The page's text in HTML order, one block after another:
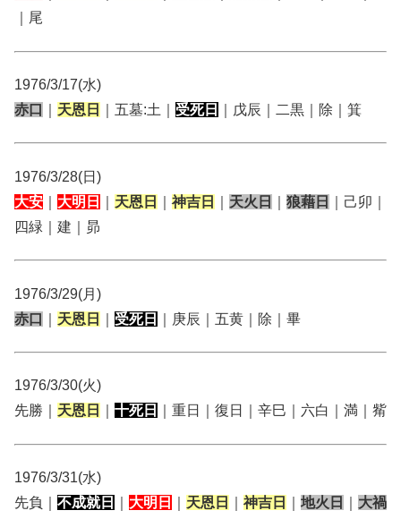
｜尾
1976/3/17(水)
赤口
天恩日 ｜五墓:土｜ 受死日 ｜戊辰｜二黒｜除｜箕
1976/3/28(日)
大安
大明日 天恩日 神吉日 天火日 狼藉日
｜己卯｜
四緑｜建｜昴
1976/3/29(月)
赤口
天恩日 受死日 ｜庚辰｜五黄｜除｜畢
1976/3/30(火)
先勝｜ 天恩日 十死日 ｜重日｜復日｜辛巳｜六白｜満｜觜
1976/3/31(水)
先負｜ 不成就日 大明日 天恩日 神吉日 地火日
大禍